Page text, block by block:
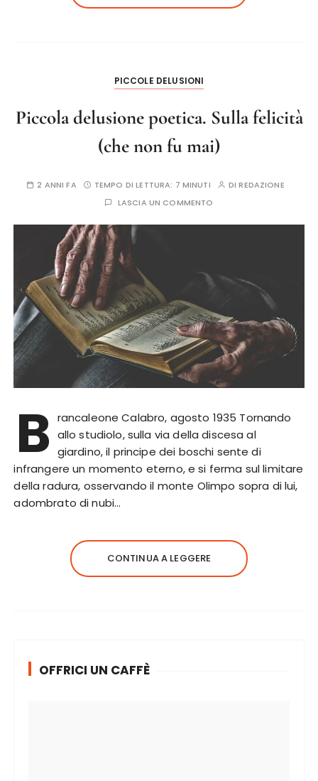
PICCOLE DELUSIONI
Piccola delusione poetica. Sulla felicità
(che non fu mai)
2 ANNI FA TEMPO DI LETTURA: 7 MINUTI DIREDAZIONE
LASCIA UN COMMENTO
B rancaleone Calabro, agosto 1935 Tornando
allo studiolo, sulla via della discesa al
giardino, il principe dei boschi sente di
infrangere un momento eterno, e si ferma sul limitare
della radura, osservando il monte Olimpo sopra di lui,
adombrato di nubi…
CONTINUA A LEGGERE
OFFRICI UN CAFFÈ